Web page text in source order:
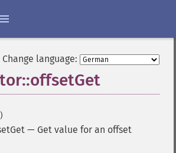
Change language:
— Get value for an offset